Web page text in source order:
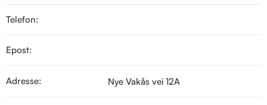
Telefon:
Epost:
Adresse: Nye Vakås vei 12A